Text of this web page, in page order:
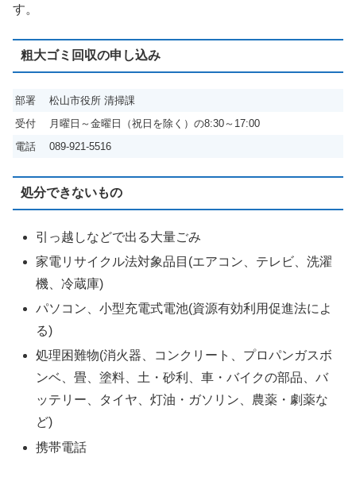
す。
粗大ゴミ回収の申し込み
部署
松山市役所 清掃課
受付
月曜日～金曜日（祝日を除く）の8:30～17:00
電話
089-921-5516
処分できないもの
引っ越しなどで出る大量ごみ
家電リサイクル法対象品目(エアコン、テレビ、洗濯
機、冷蔵庫)
パソコン、小型充電式電池(資源有効利用促進法によ
る)
処理困難物(消火器、コンクリート、プロパンガスボ
ンベ、畳、塗料、土・砂利、車・バイクの部品、バ
ッテリー、タイヤ、灯油・ガソリン、農薬・劇薬な
ど)
携帯電話